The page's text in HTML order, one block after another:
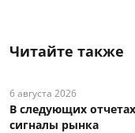
Читайте также
6 августа 2026
В следующих
сигналы рынка